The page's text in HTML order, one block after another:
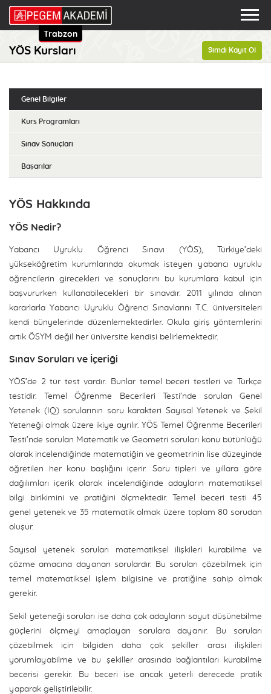
Trabzon
YÖS Kursları Şimdi Kayıt Ol
Genel Bilgiler
Kurs Programları
Sınav Sonuçları
Başarılar
YÖS Hakkında
YÖS Nedir?
Yabancı Uyruklu Öğrenci Sınavı (YÖS), Türkiye’deki
yükseköğretim kurumlarında okumak isteyen yabancı uyruklu
öğrencilerin girecekleri ve sonuçlarını bu kurumlara kabul için
başvururken kullanabilecekleri bir sınavdır. 2011 yılında alınan
kararlarla Yabancı Uyruklu Öğrenci Sınavlarını T.C. üniversiteleri
kendi bünyelerinde düzenlemektedirler. Okula giriş yöntemlerini
artık ÖSYM değil her üniversite kendisi belirlemektedir.
Sınav Soruları ve İçeriği
YÖS’de 2 tür test vardır. Bunlar temel beceri testleri ve Türkçe
testidir. Temel Öğrenme Becerileri Testi’nde sorulan Genel
Yetenek (IQ) sorularının soru karakteri Sayısal Yetenek ve Şekil
Yeteneği olmak üzere ikiye ayrılır. YÖS Temel Öğrenme Becerileri
Testi’nde sorulan Matematik ve Geometri soruları konu bütünlüğü
olarak incelendiğinde matematiğin ve geometrinin lise düzeyinde
öğretilen her konu başlığını içerir. Soru tipleri ve yıllara göre
dağılımları içerik olarak incelendiğinde adayların matematiksel
bilgi birikimini ve pratiğini ölçmektedir. Temel beceri testi 45
genel yetenek ve 35 matematik olmak üzere toplam 80 sorudan
oluşur.
Sayısal yetenek soruları matematiksel ilişkileri kurabilme ve
çözme amacına dayanan sorulardır. Bu soruları çözebilmek için
temel matematiksel işlem bilgisine ve pratiğine sahip olmak
gerekir.
Şekil yeteneği soruları ise daha çok adayların soyut düşünebilme
güçlerini ölçmeyi amaçlayan sorulara dayanır. Bu soruları
çözebilmek için bilgiden daha çok şekiller arası ilişkileri
yorumlayabilme ve bu şekiller arasında bağlantıları kurabilme
becerisi gerekir. Bu beceri ise ancak yeterli derecede pratik
yaparak geliştirilebilir.